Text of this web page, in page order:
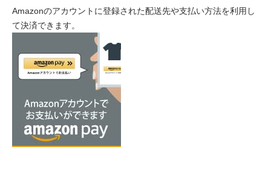
Amazonのアカウントに登録された配送先や支払い方法を利用し
て決済できます。